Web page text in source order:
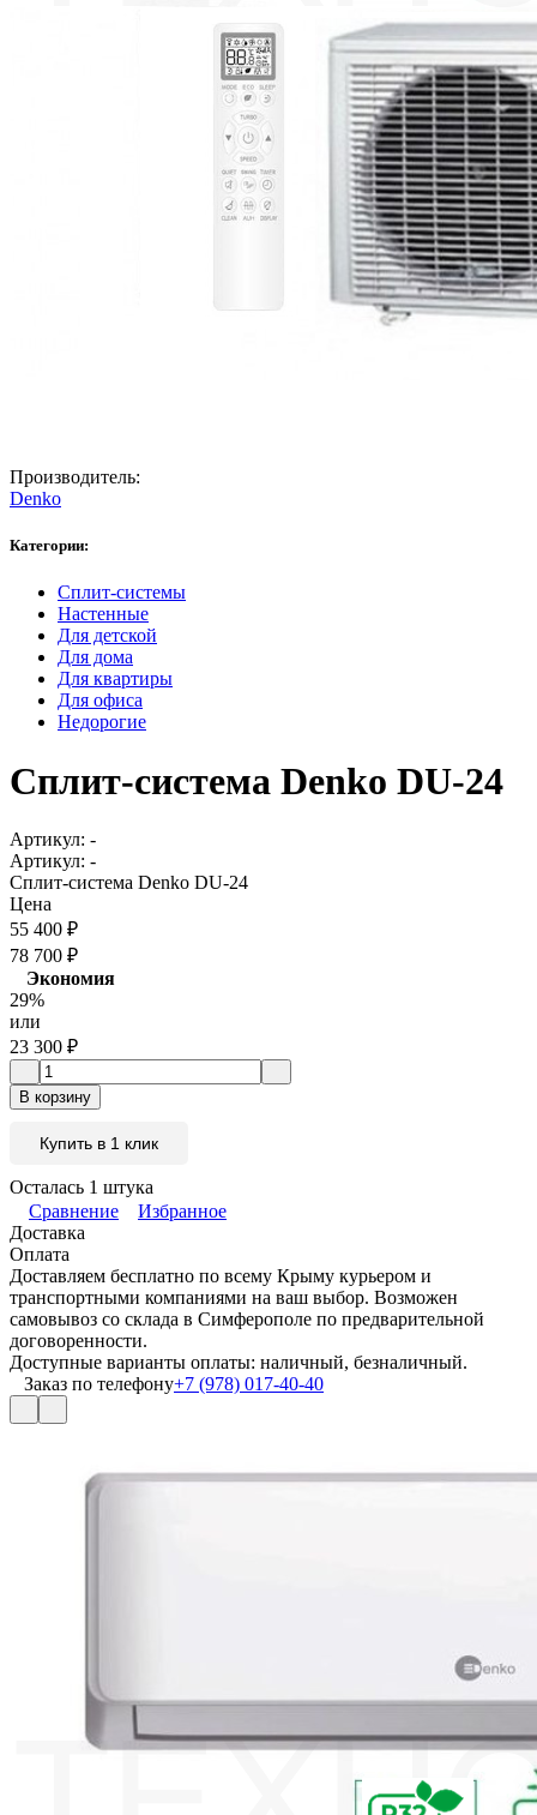
Производитель:
Denko
Категории:
Сплит-системы
Настенные
Для детской
Для дома
Для квартиры
Для офиса
Недорогие
Сплит-система Denko DU-24
Артикул: -
Артикул: -
Сплит-система Denko DU-24
Цена
55 400 ₽
78 700 ₽
Экономия
29%
или
23 300 ₽
В корзину
Купить в 1 клик
Осталась 1 штука
Сравнение
Избранное
Доставка
Оплата
Доставляем бесплатно по всему Крыму курьером и
транспортными компаниями на ваш выбор. Возможен
самовывоз со склада в Симферополе по предварительной
договоренности.
Доступные варианты оплаты: наличный, безналичный.
Заказ по телефону+7 (978) 017-40-40